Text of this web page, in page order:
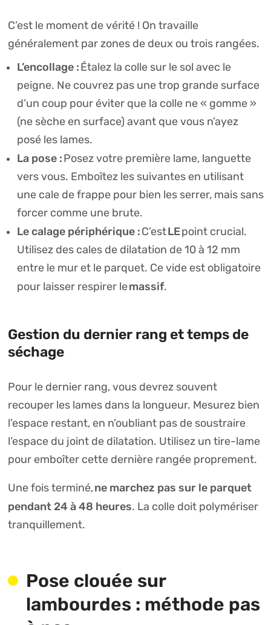
C’est le moment de vérité ! On travaille
généralement par zones de deux ou trois rangées.
L’encollage :Étalez la colle sur le sol avec le
peigne. Ne couvrez pas une trop grande surface
d’un coup pour éviter que la colle ne « gomme »
(ne sèche en surface) avant que vous n’ayez
posé les lames.
La pose :Posez votre première lame, languette
vers vous. Emboîtez les suivantes en utilisant
une cale de frappe pour bien les serrer, mais sans
forcer comme une brute.
Le calage périphérique :C’estLEpoint crucial.
Utilisez des cales de dilatation de 10 à 12 mm
entre le mur et le parquet. Ce vide est obligatoire
pour laisser respirer lemassif.
Gestion du dernier rang et temps de
séchage
Pour le dernier rang, vous devrez souvent
recouper les lames dans la longueur. Mesurez bien
l’espace restant, en n’oubliant pas de soustraire
l’espace du joint de dilatation. Utilisez un tire-lame
pour emboîter cette dernière rangée proprement.
Une fois terminé,ne marchez pas sur le parquet
pendant 24 à 48 heures. La colle doit polymériser
tranquillement.
Pose clouée sur
lambourdes : méthode pas